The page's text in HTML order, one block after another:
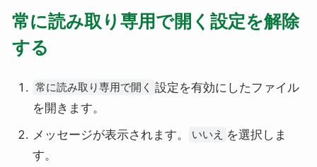
常に読み取り専用で開く設定を解除
する
常に読み取り専用で開く 設定を有効にしたファイル
を開きます。
メッセージが表示されます。
いいえ
を選択しま
す。